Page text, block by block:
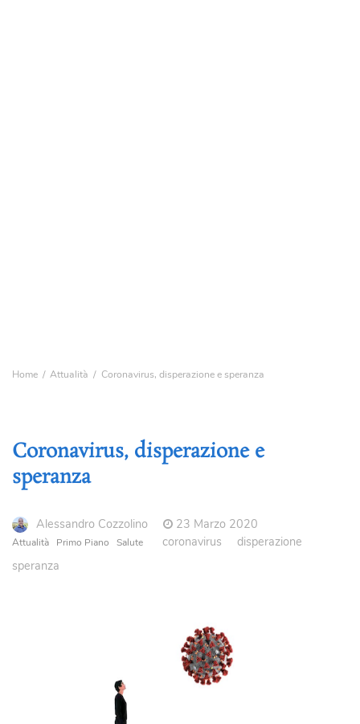
Home Attualità Coronavirus, disperazione e speranza
Coronavirus, disperazione e
speranza
Alessandro Cozzolino 23 Marzo 2020
Attualità Primo Piano Salute coronavirus
disperazione
speranza